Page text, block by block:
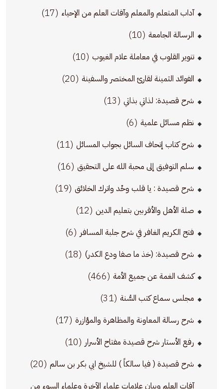
آداب المتعلم والمعلم وآفات العلم من الإحياء (17)
الرسالة الجامعة (10)
تنوير القلوب في معاملة علام الغيوب (10)
الفوائد الثمينة لقارئ المختصر والسفينة (20)
شرح قصيدة: لذاتي بذاتي (13)
نظم مسائل علمية (6)
شرح كتاب إتحاف السائل بجواب المسائل (11)
سلم التوفيق إلى محبة الله على التحقيق (16)
شرح قصيدة : يا قلب وحِّد واترك الخلائق (19)
صلة الأهل والأقربين بتعليم الدين (12)
فتح الكريم الغافر في شرح جلبة المسافر (6)
شرح قصيدة: (خذ ما صفا ودع الكدر) (18)
كشف الغمة عن جميع الأمة (466)
مجلس سماع كتب السُّنة (31)
شرح رسالة المعاونة والمظاهرة والمؤازرة (17)
رفع الأستار شرح قصيدة مفتاح الأسرار (10)
شرح قصيدة ( فيا سالكاً ) للشيخ ابي بكر بن سالم (20)
آفات العلم وبيان علامات علماء الآخرة وعلماء السوء من